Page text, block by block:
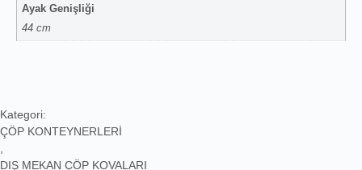
Ayak Genişliği
44 cm
Kategori:
ÇÖP KONTEYNERLERİ
DIŞ MEKAN ÇÖP KOVALARI